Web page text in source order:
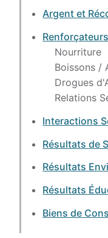
Argent et
Nourriture
Boissons /
Drogues
Relations
Interactions
Résultats de
Résultats
Résultats
Biens de